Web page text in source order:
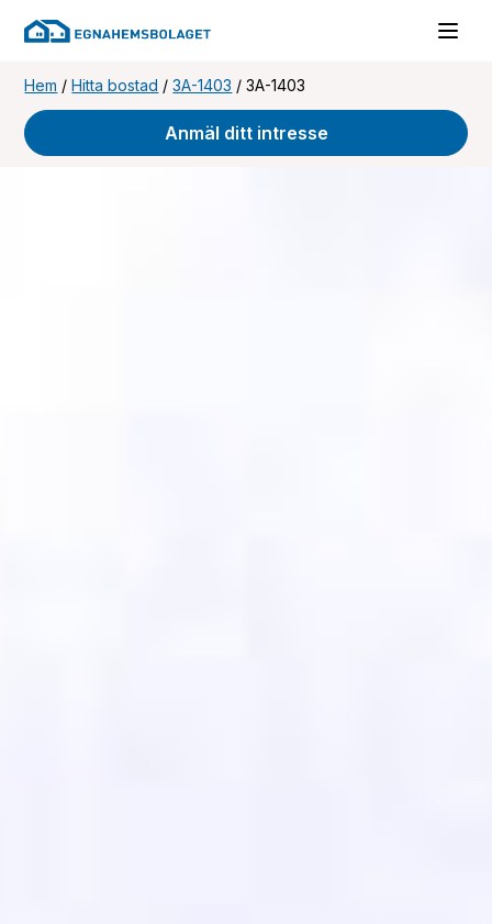
Hem /Hitta bostad /3A-1403 /3A-1403
Anmäl ditt intresse